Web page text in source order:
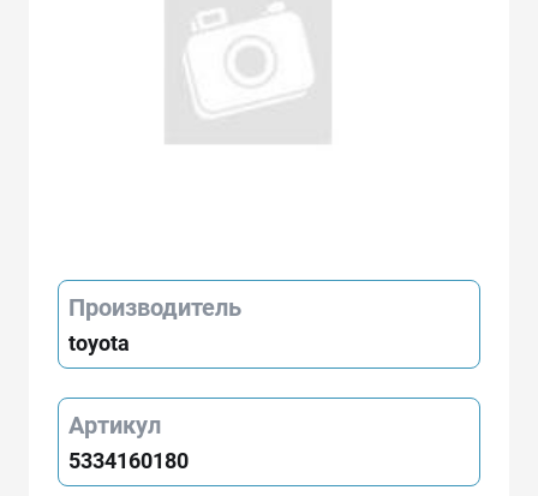
Производитель
toyota
Артикул
5334160180